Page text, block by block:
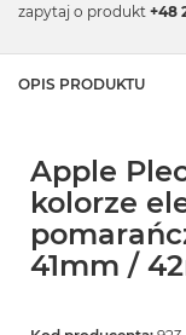
zapytaj o produkt +48
OPIS PRODUKTU
Apple
kolorze
41mm /